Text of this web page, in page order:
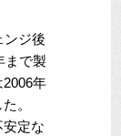
ンジ後
まで製
年
。
定な